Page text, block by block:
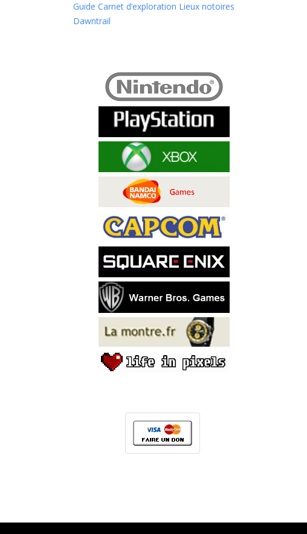
Guide Carnet d’exploration Lieux notoires
Dawntrail